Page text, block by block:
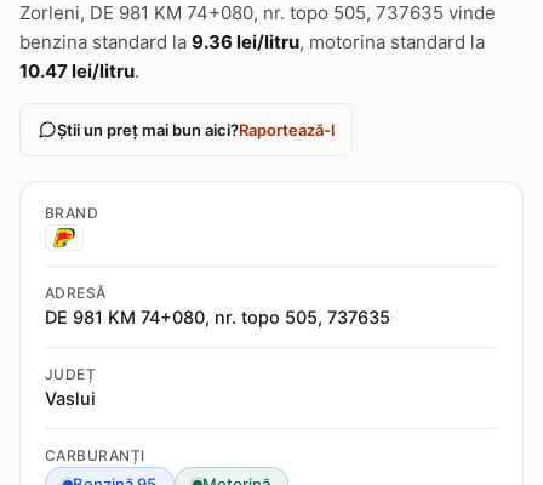
Zorleni, DE 981 KM 74+080, nr. topo 505, 737635 vinde
benzina standard la 9.36 lei/litru, motorina standard la
10.47 lei/litru.
Știi un preț mai bun aici?Raportează-l
BRAND
ADRESĂ
DE 981 KM 74+080, nr. topo 505, 737635
JUDEȚ
Vaslui
CARBURANȚI